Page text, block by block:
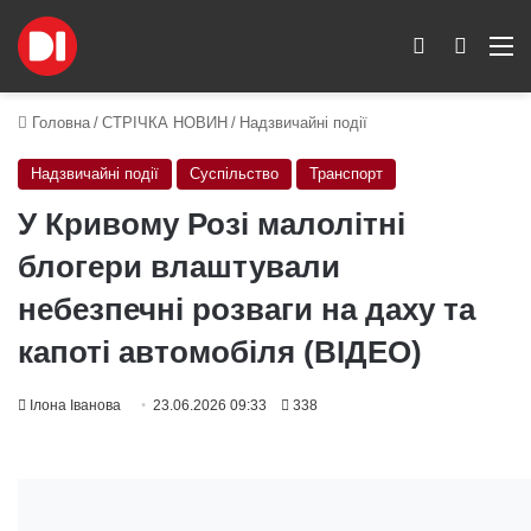
Пошук
Switch skin
Головна / СТРІЧКА НОВИН / Надзвичайні події
Надзвичайні події Суспільство Транспорт
У Кривому Розі малолітні
блогери влаштували
небезпечні розваги на даху та
капоті автомобіля (ВІДЕО)
Ілона Іванова 23.06.2026 09:33 338